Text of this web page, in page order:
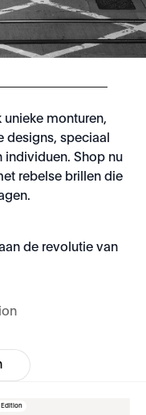
monturen,
designs, speciaal
individuen. Shop nu
rebelse brillen die
de revolutie van
Edition